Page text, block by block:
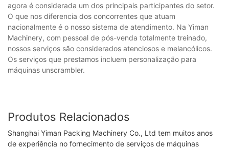
agora é considerada um dos principais participantes do setor.
O que nos diferencia dos concorrentes que atuam
nacionalmente é o nosso sistema de atendimento. Na Yiman
Machinery, com pessoal de pós-venda totalmente treinado,
nossos serviços são considerados atenciosos e melancólicos.
Os serviços que prestamos incluem personalização para
máquinas unscrambler.
Produtos Relacionados
Shanghai Yiman Packing Machinery Co., Ltd tem muitos anos
de experiência no fornecimento de serviços de máquinas